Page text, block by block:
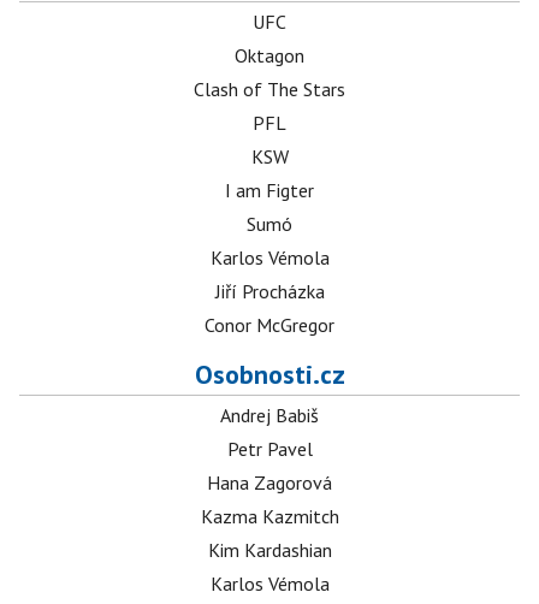
UFC
Oktagon
Clash of The Stars
PFL
KSW
I am Figter
Sumó
Karlos Vémola
Jiří Procházka
Conor McGregor
Osobnosti.cz
Andrej Babiš
Petr Pavel
Hana Zagorová
Kazma Kazmitch
Kim Kardashian
Karlos Vémola